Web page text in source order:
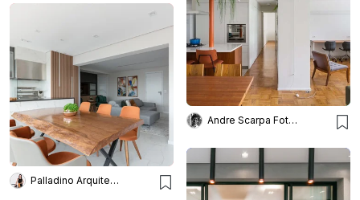
Andre Scarpa Fotografia
Palladino Arquitetura